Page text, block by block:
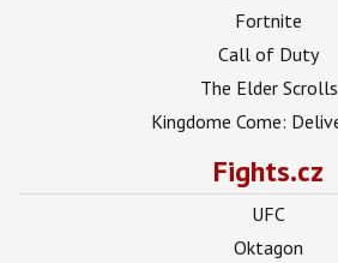
Fortnite
Call of Duty
The Elder Scrolls
Kingdome Come:
Fights.cz
UFC
Oktagon